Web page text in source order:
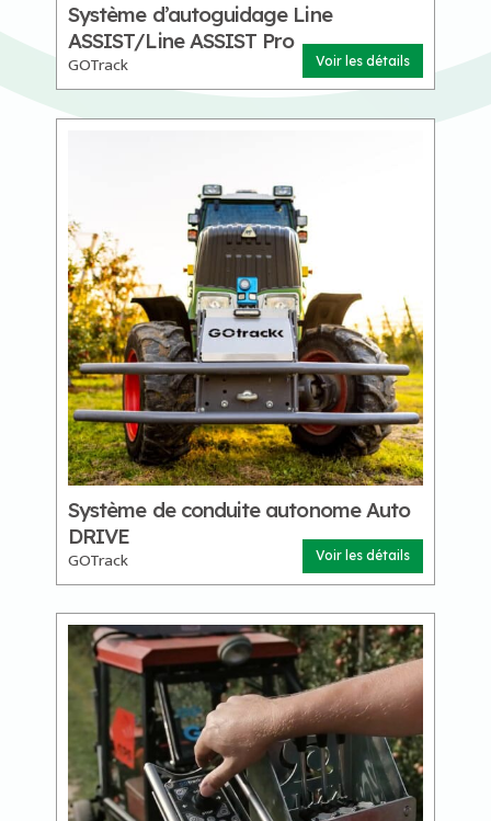
Système d’autoguidage Line
ASSIST/Line ASSIST Pro
GOTrack Voir les détails
Système de conduite autonome Auto
DRIVE
GOTrack Voir les détails